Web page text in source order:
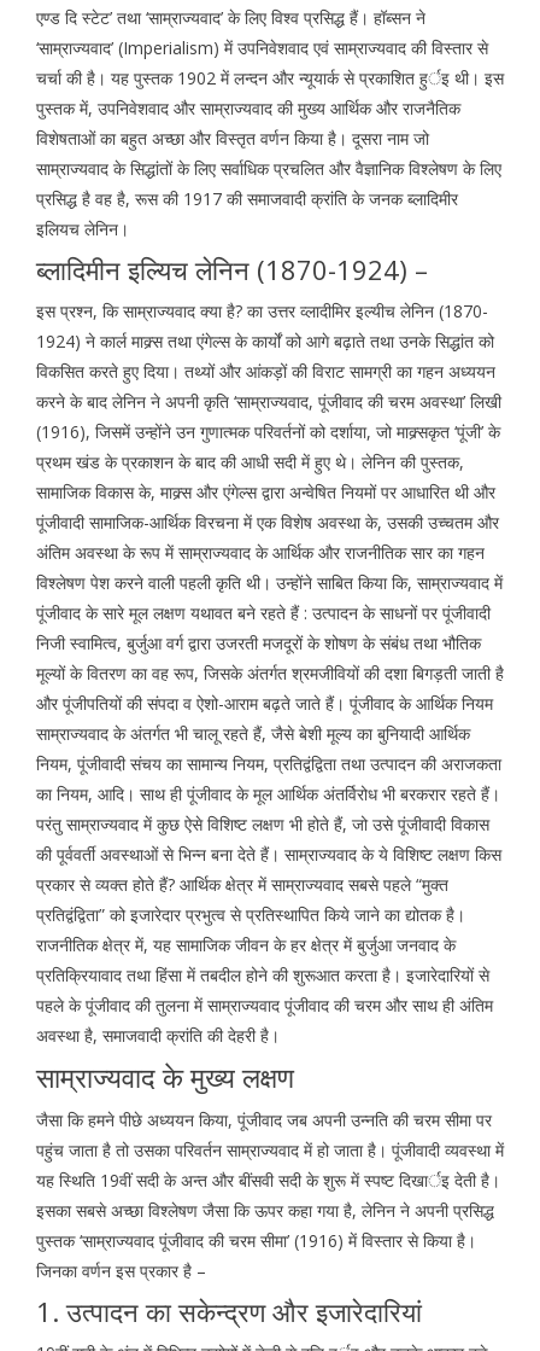
एण्ड दि स्टेट’ तथा ‘साम्राज्यवाद’ के लिए विश्व प्रसिद्ध हैं। हॉब्सन ने
‘साम्राज्यवाद’ (Imperialism) में उपनिवेशवाद एवं साम्राज्यवाद की विस्तार से
चर्चा की है। यह पुस्तक 1902 में लन्दन और न्यूयार्क से प्रकाशित हुर्इ थी। इस
पुस्तक में, उपनिवेशवाद और साम्राज्यवाद की मुख्य आर्थिक और राजनैतिक
विशेषताओं का बहुत अच्छा और विस्तृत वर्णन किया है। दूसरा नाम जो
साम्राज्यवाद के सिद्धांतों के लिए सर्वाधिक प्रचलित और वैज्ञानिक विश्लेषण के लिए
प्रसिद्ध है वह है, रूस की 1917 की समाजवादी क्रांति के जनक ब्लादिमीर
इलियच लेनिन।
ब्लादिमीन इल्यिच लेनिन (1870-1924) –
इस प्रश्न, कि साम्राज्यवाद क्या है? का उत्तर व्लादीमिर इल्यीच लेनिन (1870-
1924) ने कार्ल माक्र्स तथा एंगेल्स के कार्यों को आगे बढ़ाते तथा उनके सिद्धांत को
विकसित करते हुए दिया। तथ्यों और आंकड़ों की विराट सामग्री का गहन अध्ययन
करने के बाद लेनिन ने अपनी कृति ‘साम्राज्यवाद, पूंजीवाद की चरम अवस्था’ लिखी
(1916), जिसमें उन्होंने उन गुणात्मक परिवर्तनों को दर्शाया, जो माक्र्सकृत ‘पूंजी’ के
प्रथम खंड के प्रकाशन के बाद की आधी सदी में हुए थे। लेनिन की पुस्तक,
सामाजिक विकास के, माक्र्स और एंगेल्स द्वारा अन्वेषित नियमों पर आधारित थी और
पूंजीवादी सामाजिक-आर्थिक विरचना में एक विशेष अवस्था के, उसकी उच्चतम और
अंतिम अवस्था के रूप में साम्राज्यवाद के आर्थिक और राजनीतिक सार का गहन
विश्लेषण पेश करने वाली पहली कृति थी। उन्होंने साबित किया कि, साम्राज्यवाद में
पूंजीवाद के सारे मूल लक्षण यथावत बने रहते हैं : उत्पादन के साधनों पर पूंजीवादी
निजी स्वामित्व, बुर्जुआ वर्ग द्वारा उजरती मजदूरों के शोषण के संबंध तथा भौतिक
मूल्यों के वितरण का वह रूप, जिसके अंतर्गत श्रमजीवियों की दशा बिगड़ती जाती है
और पूंजीपतियों की संपदा व ऐशो-आराम बढ़ते जाते हैं। पूंजीवाद के आर्थिक नियम
साम्राज्यवाद के अंतर्गत भी चालू रहते हैं, जैसे बेशी मूल्य का बुनियादी आर्थिक
नियम, पूंजीवादी संचय का सामान्य नियम, प्रतिद्वंद्विता तथा उत्पादन की अराजकता
का नियम, आदि। साथ ही पूंजीवाद के मूल आर्थिक अंतर्विरोध भी बरकरार रहते हैं।
परंतु साम्राज्यवाद में कुछ ऐसे विशिष्ट लक्षण भी होते हैं, जो उसे पूंजीवादी विकास
की पूर्ववर्ती अवस्थाओं से भिन्न बना देते हैं। साम्राज्यवाद के ये विशिष्ट लक्षण किस
प्रकार से व्यक्त होते हैं? आर्थिक क्षेत्र में साम्राज्यवाद सबसे पहले “मुक्त
प्रतिद्वंद्विता” को इजारेदार प्रभुत्व से प्रतिस्थापित किये जाने का द्योतक है।
राजनीतिक क्षेत्र में, यह सामाजिक जीवन के हर क्षेत्र में बुर्जुआ जनवाद के
प्रतिक्रियावाद तथा हिंसा में तबदील होने की शुरूआत करता है। इजारेदारियों से
पहले के पूंजीवाद की तुलना में साम्राज्यवाद पूंजीवाद की चरम और साथ ही अंतिम
अवस्था है, समाजवादी क्रांति की देहरी है।
साम्राज्यवाद के मुख्य लक्षण
जैसा कि हमने पीछे अध्ययन किया, पूंजीवाद जब अपनी उन्नति की चरम सीमा पर
पहुंच जाता है तो उसका परिवर्तन साम्राज्यवाद में हो जाता है। पूंजीवादी व्यवस्था में
यह स्थिति 19वीं सदी के अन्त और बींसवी सदी के शुरू में स्पष्ट दिखार्इ देती है।
इसका सबसे अच्छा विश्लेषण जैसा कि ऊपर कहा गया है, लेनिन ने अपनी प्रसिद्ध
पुस्तक ‘साम्राज्यवाद पूंजीवाद की चरम सीमा’ (1916) में विस्तार से किया है।
जिनका वर्णन इस प्रकार है –
1. उत्पादन का सकेन्द्रण और इजारेदारियां